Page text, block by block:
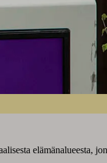
elämänalueesta,